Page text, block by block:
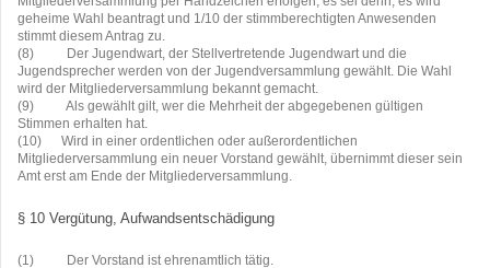
geheime Wahl beantragt und 1/10 der stimmberechtigten Anwesenden
stimmt diesem Antrag zu.
(8)
Der Jugendwart, der Stellvertretende Jugendwart und die
Jugendsprecher werden von der Jugendversammlung gewählt. Die Wahl
wird der Mitgliederversammlung bekannt gemacht.
(9)
Als gewählt gilt, wer die Mehrheit der abgegebenen gültigen
Stimmen erhalten hat.
(10)
Wird in einer ordentlichen oder außerordentlichen
Mitgliederversammlung ein neuer Vorstand gewählt, übernimmt dieser sein
Amt erst am Ende der Mitgliederversammlung.
§ 10 Vergütung, Aufwandsentschädigung
(1)
Der Vorstand ist ehrenamtlich tätig.